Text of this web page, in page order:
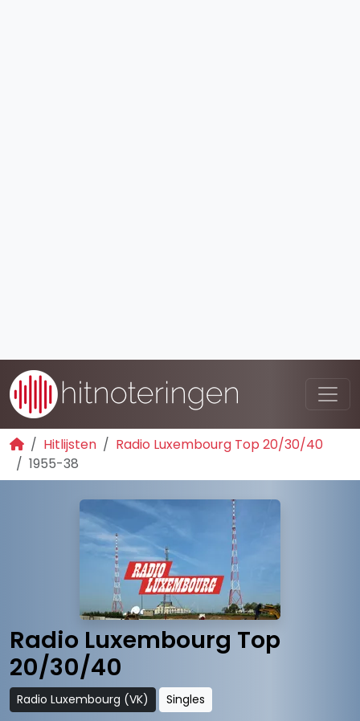
Hitlijsten
Radio Luxembourg Top 20/30/40
1955-38
Radio Luxembourg Top
20/30/40
Radio Luxembourg (VK) Singles